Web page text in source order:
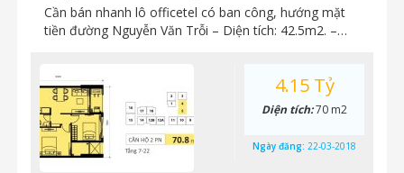
Cần bán nhanh lô officetel có ban công, hướng mặt
tiền đường Nguyễn Văn Trỗi – Diện tích: 42.5m2. –…
4.15 Tỷ
Diện tích:70 m2
Ngày đăng: 22-03-2018